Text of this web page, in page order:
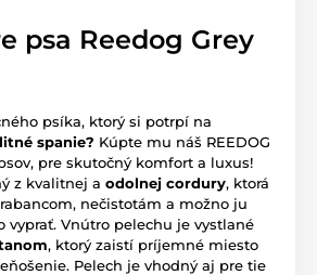
psa Reedog Grey
psíka, ktorý si potrpí na
spanie? Kúpte mu náš REEDOG
pre skutočný komfort a luxus!
z kvalitnej a odolnej cordury, ktorá
nečistotám a možno ju
vyprať. Vnútro pelechu je vystlané
, ktorý zaistí príjemné miesto
Pelech je vhodný aj pre tie